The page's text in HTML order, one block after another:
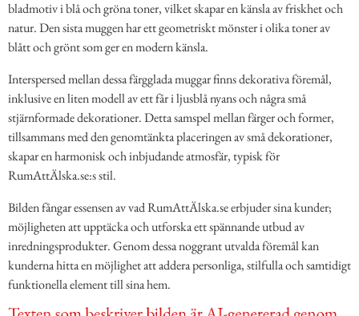
bladmotiv i blå och gröna toner, vilket skapar en känsla av friskhet och
natur. Den sista muggen har ett geometriskt mönster i olika toner av
blått och grönt som ger en modern känsla.
Interspersed mellan dessa färgglada muggar finns dekorativa föremål,
inklusive en liten modell av ett får i ljusblå nyans och några små
stjärnformade dekorationer. Detta samspel mellan färger och former,
tillsammans med den genomtänkta placeringen av små dekorationer,
skapar en harmonisk och inbjudande atmosfär, typisk för
RumAttÄlska.se:s stil.
Bilden fångar essensen av vad RumAttÄlska.se erbjuder sina kunder;
möjligheten att upptäcka och utforska ett spännande utbud av
inredningsprodukter. Genom dessa noggrant utvalda föremål kan
kunderna hitta en möjlighet att addera personliga, stilfulla och samtidigt
funktionella element till sina hem.